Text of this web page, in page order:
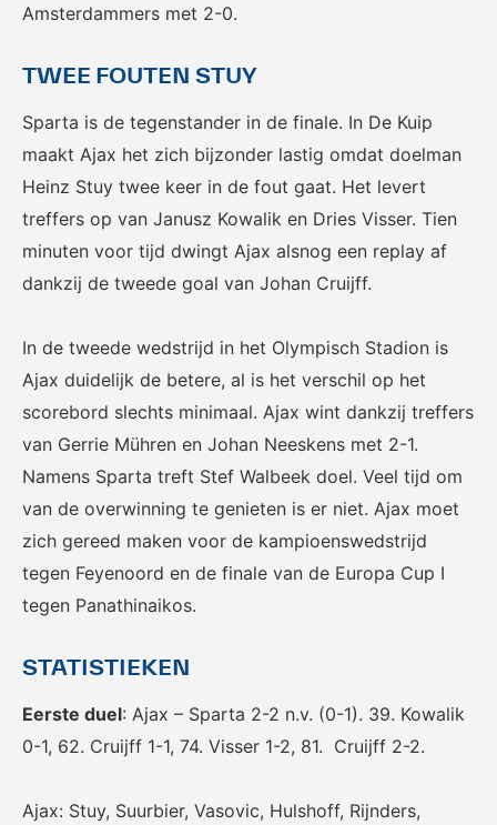
jeugdtrainers van Nederland.
KNVB Shop
De officiële webshop van de
KNVB.
KNVB Ticketshop
Het officiële verkoopkanaal
voor de KNVB. Koop hier je
Eurojackpot KNVB Beker.
Futsal Euro 2022
De officiële toernooipagina
Dugout
Amsterdammers met 2-0.
TWEE FOUTEN STUY
Sparta is de tegenstander in de finale. In De Kuip
maakt Ajax het zich bijzonder lastig omdat doelman
Heinz Stuy twee keer in de fout gaat. Het levert
treffers op van Janusz Kowalik en Dries Visser. Tien
minuten voor tijd dwingt Ajax alsnog een replay af
dankzij de tweede goal van Johan Cruijff.
In de tweede wedstrijd in het Olympisch Stadion is
Ajax duidelijk de betere, al is het verschil op het
scorebord slechts minimaal. Ajax wint dankzij treffers
van Gerrie Mühren en Johan Neeskens met 2-1.
Namens Sparta treft Stef Walbeek doel. Veel tijd om
van de overwinning te genieten is er niet. Ajax moet
zich gereed maken voor de kampioenswedstrijd
tegen Feyenoord en de finale van de Europa Cup I
tegen Panathinaikos.
STATISTIEKEN
Eerste duel: Ajax – Sparta 2-2 n.v. (0-1). 39. Kowalik
0-1, 62. Cruijff 1-1, 74. Visser 1-2, 81. Cruijff 2-2.
Ajax: Stuy, Suurbier, Vasovic, Hulshoff, Rijnders,